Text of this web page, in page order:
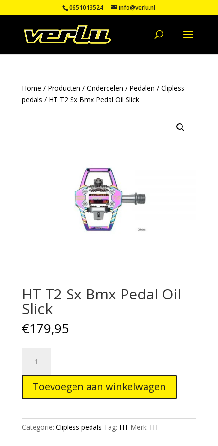
0651013524 info@verlu.nl
Home / Producten / Onderdelen / Pedalen / Clipless
pedals / HT T2 Sx Bmx Pedal Oil Slick
HT T2 Sx Bmx Pedal Oil
Slick
€179,95
Sx
Bmx
Pedal
Slick
aantal
Toevoegen aan winkelwagen
Categorie: Clipless pedals Tag: HT Merk: HT